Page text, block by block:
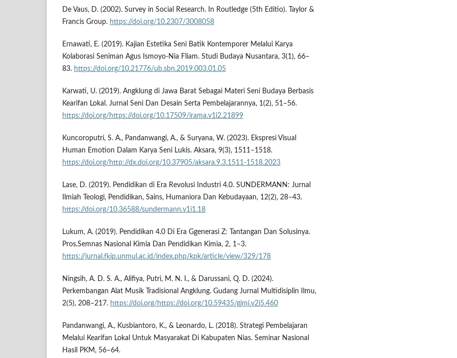
De Vaus, D. (2002). Survey in Social Research. In Routledge (5th Editio). Taylor &
Francis Group. https://doi.org/10.2307/3008058
Ernawati, E. (2019). Kajian Estetika Seni Batik Kontemporer Melalui Karya
Kolaborasi Seniman Agus Ismoyo-Nia Fliam. Studi Budaya Nusantara, 3(1), 66–
83. https://doi.org/10.21776/ub.sbn.2019.003.01.05
Karwati, U. (2019). Angklung di Jawa Barat Sebagai Materi Seni Budaya Berbasis
Kearifan Lokal. Jurnal Seni Dan Desain Serta Pembelajarannya, 1(2), 51–56.
https://doi.org/https://doi.org/10.17509/irama.v1i2.21899
Kuncoroputri, S. A., Pandanwangi, A., & Suryana, W. (2023). Ekspresi Visual
Human Emotion Dalam Karya Seni Lukis. Aksara, 9(3), 1511–1518.
https://doi.org/http://dx.doi.org/10.37905/aksara.9.3.1511-1518.2023
Lase, D. (2019). Pendidikan di Era Revolusi Industri 4.0. SUNDERMANN: Jurnal
Ilmiah Teologi, Pendidikan, Sains, Humaniora Dan Kebudayaan, 12(2), 28–43.
https://doi.org/10.36588/sundermann.v1i1.18
Lukum, A. (2019). Pendidikan 4.0 Di Era Ggenerasi Z: Tantangan Dan Solusinya.
Pros.Semnas Nasional Kimia Dan Pendidikan Kimia, 2, 1–3.
https://jurnal.fkip.unmul.ac.id/index.php/kpk/article/view/329/178
Ningsih, A. D. S. A., Alifiya, Putri, M. N. I., & Darussani, Q. D. (2024).
Perkembangan Alat Musik Tradisional Angklung. Gudang Jurnal Multidisiplin Ilmu,
2(5), 208–217. https://doi.org/https://doi.org/10.59435/gjmi.v2i5.460
Pandanwangi, A., Kusbiantoro, K., & Leonardo, L. (2018). Strategi Pembelajaran
Melalui Kearifan Lokal Untuk Masyarakat Di Kabupaten Nias. Seminar Nasional
Hasil PKM, 56–64.